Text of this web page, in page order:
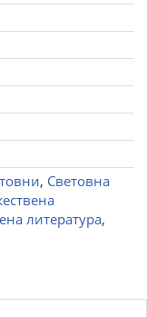
, Световна
литература,